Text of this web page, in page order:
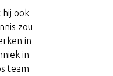
hij ook
zou
in
in
team